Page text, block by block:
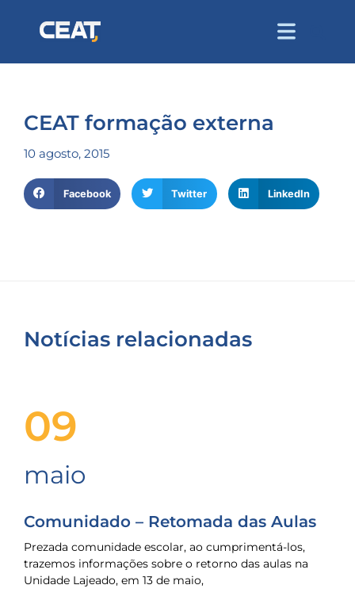
CEAT formação externa
10 agosto, 2015
Facebook Twitter LinkedIn
Notícias relacionadas
09
maio
Comunidado – Retomada das Aulas
Prezada comunidade escolar, ao cumprimentá-los,
trazemos informações sobre o retorno das aulas na
Unidade Lajeado, em 13 de maio,